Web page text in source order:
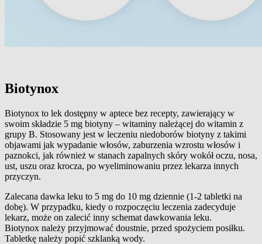
Biotynox
Biotynox to lek dostępny w aptece bez recepty, zawierający w
swoim składzie 5 mg biotyny – witaminy należącej do witamin z
grupy B. Stosowany jest w leczeniu niedoborów biotyny z takimi
objawami jak wypadanie włosów, zaburzenia wzrostu włosów i
paznokci, jak również w stanach zapalnych skóry wokół oczu, nosa,
ust, uszu oraz krocza, po wyeliminowaniu przez lekarza innych
przyczyn.
Zalecana dawka leku to 5 mg do 10 mg dziennie (1-2 tabletki na
dobę). W przypadku, kiedy o rozpoczęciu leczenia zadecyduje
lekarz, może on zalecić inny schemat dawkowania leku.
Biotynox należy przyjmować doustnie, przed spożyciem posiłku.
Tabletkę należy popić szklanką wody.